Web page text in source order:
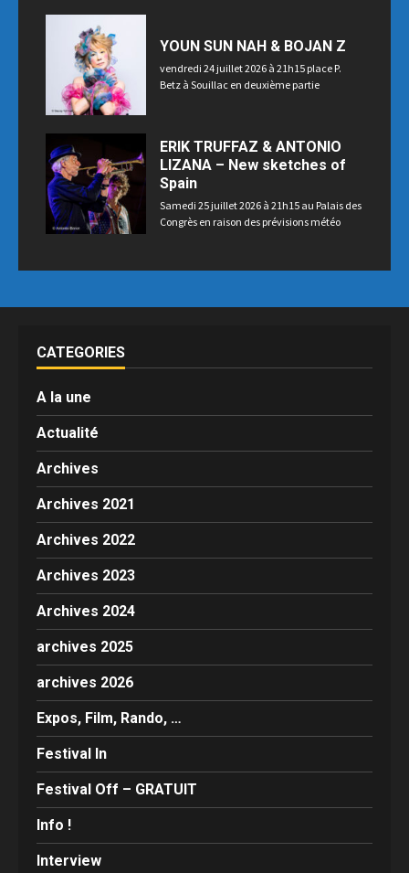
YOUN SUN NAH & BOJAN Z
vendredi 24 juillet 2026 à 21h15 place P.
Betz à Souillac en deuxième partie
ERIK TRUFFAZ & ANTONIO
LIZANA – New sketches of
Spain
Samedi 25 juillet 2026 à 21h15 au Palais des
Congrès en raison des prévisions météo
CATEGORIES
A la une
Actualité
Archives
Archives 2021
Archives 2022
Archives 2023
Archives 2024
archives 2025
archives 2026
Expos, Film, Rando, …
Festival In
Festival Off – GRATUIT
Info !
Interview